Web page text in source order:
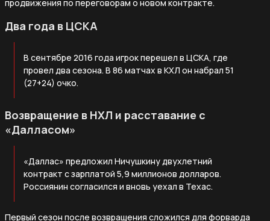
продвижения по переговорам о новом контракте.
Два года в ЦСКА
В сентябре 2016 года игрок перешел в ЦСКА, где
провел два сезона. В 86 матчах в КХЛ он набрал 51
(27+24) очко.
Возвращение в НХЛ и расставание с
«Далласом»
«Даллас» предложил Ничушкину двухлетний
контракт с зарплатой 5,9 миллионов долларов.
Россиянин согласился и вновь уехал в Техас.
Первый сезон после возвращения сложился для форварда